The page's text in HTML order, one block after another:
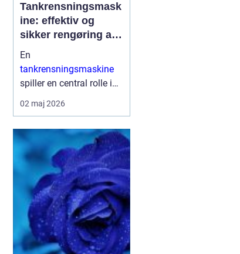
Tankrensningsmask
ine: effektiv og
sikker rengøring af
proces og
lagertanke
En
tankrensningsmaskine
spiller en central rolle i
mange industrier, hvor
hygiejne, sikkerhed og
Når tanke bruges til
fødevarer, pharma, kemi
eller på skibe, sti...
02 maj 2026